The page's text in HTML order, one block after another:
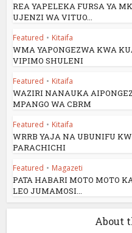
REA YAPELEKA FURSA YA
UJENZI WA VITUO...
Featured • Kitaifa
WMA YAPONGEZWA KWA
VIPIMO SHULENI
Featured • Kitaifa
WAZIRI NANAUKA
MPANGO WA CBRM
Featured • Kitaifa
WRRB YAJA NA UBUNIFU
PARACHICHI
Featured • Magazeti
PATA HABARI MOTO MOTO
LEO JUMAMOSI...
About